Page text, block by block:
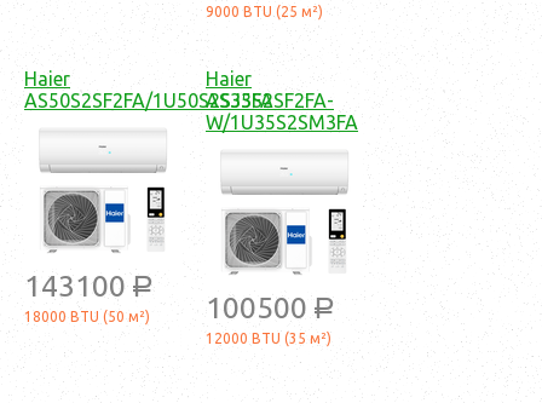
9000 BTU (25 м²)
Haier
AS50S2SF2FA/1U50S2SJ3FA
143100 a
18000 BTU (50 м²)
Haier
AS35S2SF2FA-
W/1U35S2SM3FA
100500 a
12000 BTU (35 м²)